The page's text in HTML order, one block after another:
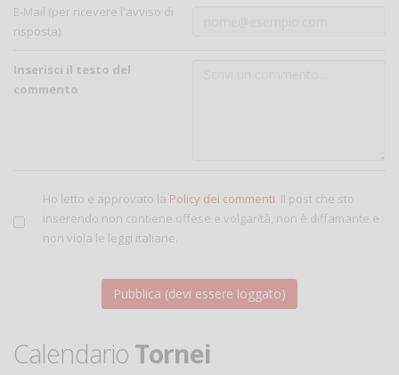
E-Mail (per ricevere l'avviso di
risposta)
Inserisci il testo del
commento
Ho letto e approvato la Policy dei commenti. Il post che sto
inserendo non contiene offese e volgarità, non è diffamante e
non viola le leggi italiane.
Calendario Tornei